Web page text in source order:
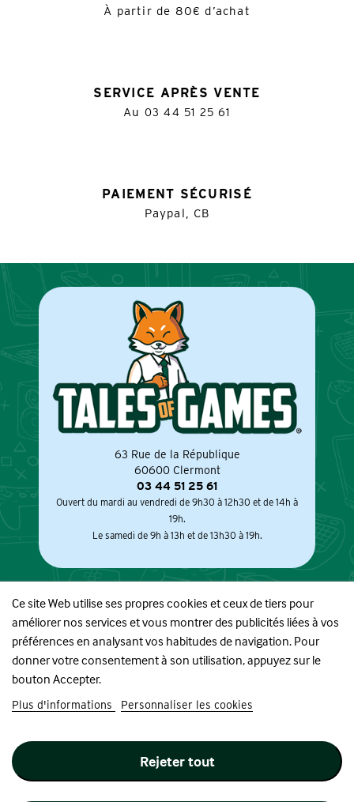
À partir de 80€ d’achat
SERVICE APRÈS VENTE
Au 03 44 51 25 61
PAIEMENT SÉCURISÉ
Paypal, CB
63 Rue de la République
60600 Clermont
03 44 51 25 61
Ouvert du mardi au vendredi de 9h30 à 12h30 et de 14h à
19h.
Le samedi de 9h à 13h et de 13h30 à 19h.
À PROPOS
BOUTIQUE
INFORMATIONS
SUIVEZ-NOUS
Ce site Web utilise ses propres cookies et ceux de tiers pour
améliorer nos services et vous montrer des publicités liées à vos
préférences en analysant vos habitudes de navigation. Pour
donner votre consentement à son utilisation, appuyez sur le
bouton Accepter.
Plus d'informations Personnaliser les cookies
Rejeter tout